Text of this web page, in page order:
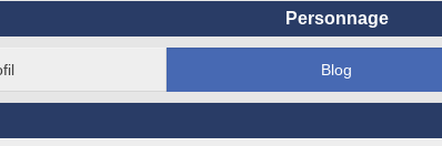
Personnage
Blog